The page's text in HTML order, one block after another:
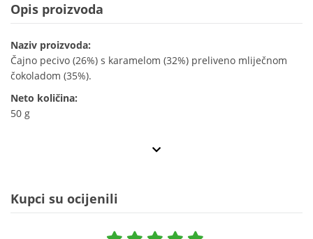
Opis proizvoda
Naziv proizvoda:
Čajno pecivo (26%) s karamelom (32%) preliveno mliječnom
čokoladom (35%).
Neto količina:
50 g
Kupci su ocijenili